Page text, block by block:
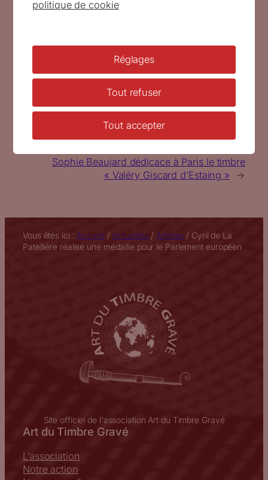
anime le lieu a pour objet de transmettre la
Musée Maison Jean Monnet
7 chemin du Vieux Pressoir, Houjarray,
Entrée libre et gratuite
jean-monnet.fr
Sophie Beaujard dédicace à Paris le timbre
« Valéry Giscard d’Estaing »
→
Vous êtes ici : Accueil / Actualités/ Artistes / Cyril de La
Patellière réalise une médaille pour le Parlement européen
Site officiel de l'association Art du Timbre Gravé
Art du Timbre Gravé
L’association
Notre action
politique de cookie
Réglages
Tout refuser
Tout accepter